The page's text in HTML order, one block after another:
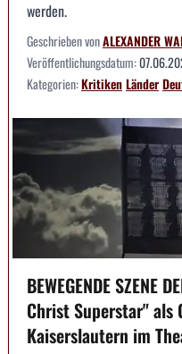
werden.
Geschrieben vonALEXANDER
Veröffentlichungsdatum:
Kategorien:KritikenLänder
BEWEGENDE SZENE
Christ Superstar" als
Kaiserslautern im